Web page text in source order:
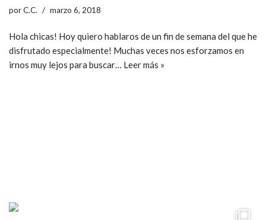
porC.C. marzo 6, 2018
Hola chicas! Hoy quiero hablaros de un fin de semana del que he
disfrutado especialmente! Muchas veces nos esforzamos en
irnos muy lejos para buscar… Leer más »